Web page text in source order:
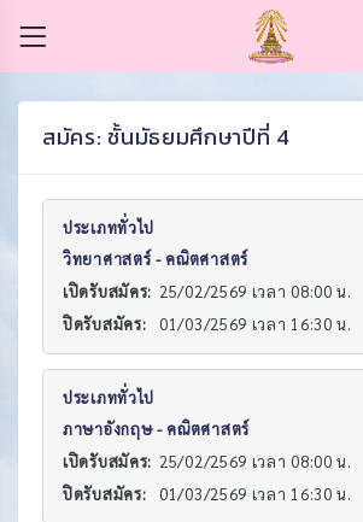
สมัคร: ชั้นมัธยมศึกษาปีที่ 4
ประเภททั่วไป
วิทยาศาสตร์ - คณิตศาสตร์
เปิดรับสมัคร: 25/02/2569 เวลา 08:00 น.
ปิดรับสมัคร:
01/03/2569 เวลา 16:30 น.
ประเภททั่วไป
ภาษาอังกฤษ - คณิตศาสตร์
เปิดรับสมัคร: 25/02/2569 เวลา 08:00 น.
ปิดรับสมัคร:
01/03/2569 เวลา 16:30 น.